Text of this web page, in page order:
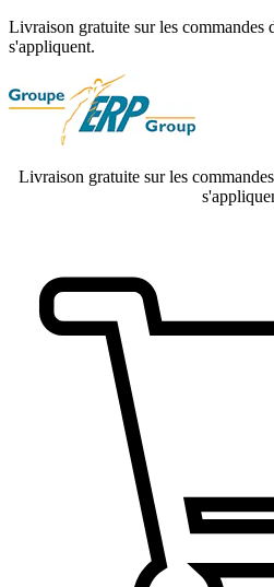
Livraison gratuite sur les commandes
s'appliquent.
Livraison gratuite sur les